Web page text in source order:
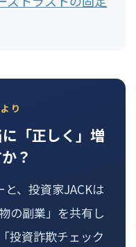
り
「正しく」増
？
、投資家JACKは
の副業」を共有し
投資詐欺チェック